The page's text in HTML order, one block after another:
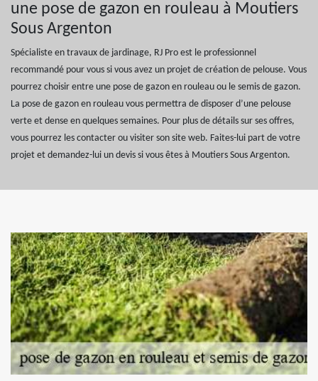
une pose de gazon en rouleau à Moutiers
Sous Argenton
Spécialiste en travaux de jardinage, RJ Pro est le professionnel
recommandé pour vous si vous avez un projet de création de pelouse. Vous
pourrez choisir entre une pose de gazon en rouleau ou le semis de gazon.
La pose de gazon en rouleau vous permettra de disposer d’une pelouse
verte et dense en quelques semaines. Pour plus de détails sur ses offres,
vous pourrez les contacter ou visiter son site web. Faites-lui part de votre
projet et demandez-lui un devis si vous êtes à Moutiers Sous Argenton.